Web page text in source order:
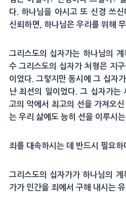
다. 하나님을 아시고 또 신경 쓰
신뢰하면, 하나님은 우리를 위해
그리스도의 십자가는 하나님의 계
수 그리스도의 십자가 처형은 지
이었다. 그렇지만 동시에 그 십자
난 최선의 일이었다. 그 십자가는
고의 악에서 최고의 선을 가져오
는 우리 삶에도 능히 선을 이루시
죄를 대속하시는 데 반드시 필요하
그리스도의 십자가가 하나님의
가가 인간을 죄에서 구해 내시는